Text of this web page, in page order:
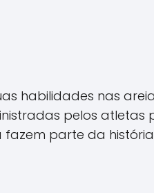
habilidades nas
pelos
parte da